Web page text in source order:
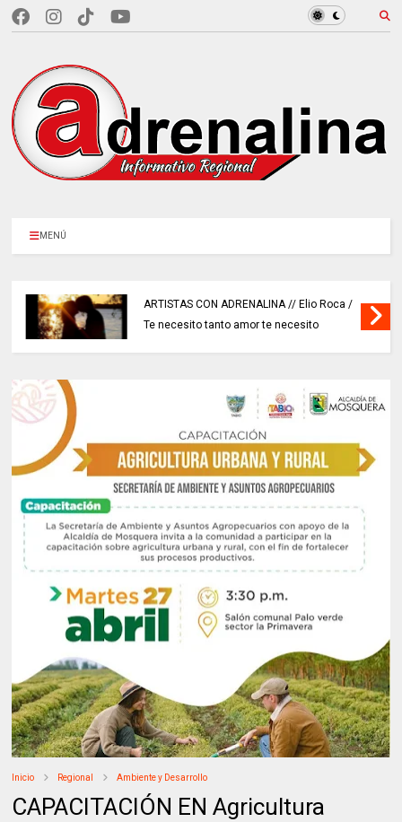
MENÚ
ARTISTAS CON ADRENALINA // Elio Roca /
Te necesito tanto amor te necesito
Inicio Regional Ambiente y Desarrollo
CAPACITACIÓN EN Agricultura